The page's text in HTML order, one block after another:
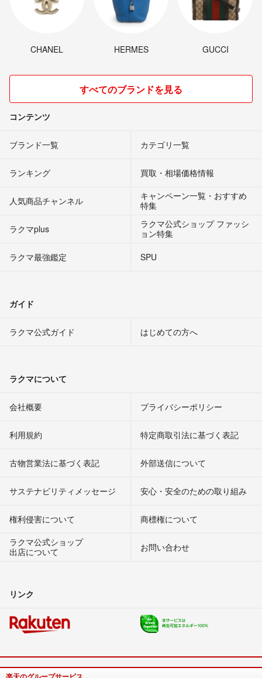
CHANEL HERMES GUCCI
すべてのブランドを見る
コンテンツ
ブランド一覧 カテゴリ一覧
ランキング 買取・相場価格情報
人気商品チャンネル
キャンペーン一覧・おすすめ
特集
ラクマplus
ラクマ公式ショップ ファッシ
ョン特集
ラクマ最強鑑定
SPU
ガイド
ラクマ公式ガイド はじめての方へ
ラクマについて
会社概要 プライバシーポリシー
利用規約 特定商取引法に基づく表記
古物営業法に基づく表記 外部送信について
サステナビリティメッセージ 安心・安全のための取り組み
権利侵害について
商標権について
ラクマ公式ショップ
出店について
お問い合わせ
リンク